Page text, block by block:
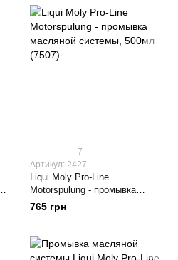
7
Артикул: 2427
Liqui Moly Pro-Line
Motorspulung - промывка
масляной системы, 500мл
(7507)
765 грн